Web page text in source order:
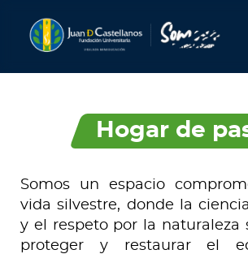
Hogar de
Somos un espacio
vida silvestre, donde la
y el respeto por la naturaleza
proteger y restaurar el